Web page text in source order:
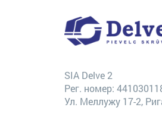
SIA Delve 2
Рег. номер:
Ул. Меллужу 17-2,